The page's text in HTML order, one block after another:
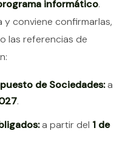
informático.
y conviene confirmarlas,
las referencias de
de Sociedades:a
.
a partir del 1 de